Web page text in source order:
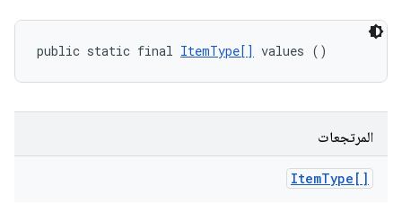
public static final ItemType[] values ()
المرتجعات
ItemType[]